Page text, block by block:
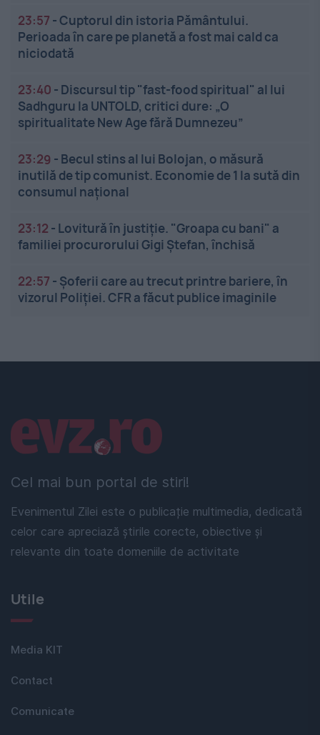
23:57 -Cuptorul din istoria Pământului.
Perioada în care pe planetă a fost mai cald ca
niciodată
23:40 - Discursul tip "fast-food spiritual" al lui
Sadhguru la UNTOLD, critici dure: „O
spiritualitate New Age fără Dumnezeu”
23:29 - Becul stins al lui Bolojan, o măsură
inutilă de tip comunist. Economie de 1 la sută din
consumul național
23:12 - Lovitură în justiție. "Groapa cu bani" a
familiei procurorului Gigi Ștefan, închisă
22:57 - Șoferii care au trecut printre bariere, în
vizorul Poliției. CFR a făcut publice imaginile
Cel mai bun portal de stiri!
Evenimentul Zilei este o publicație multimedia, dedicată
celor care apreciază știrile corecte, obiective și
relevante din toate domeniile de activitate
Linkuri utile
Utile
Media KIT
Contact
Comunicate